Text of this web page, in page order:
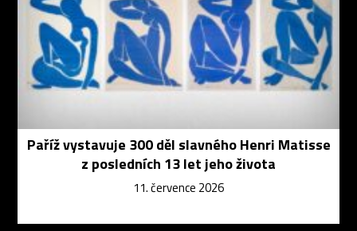
Paříž vystavuje 300 děl slavného Henri Matisse
z posledních 13 let jeho života
11. července 2026